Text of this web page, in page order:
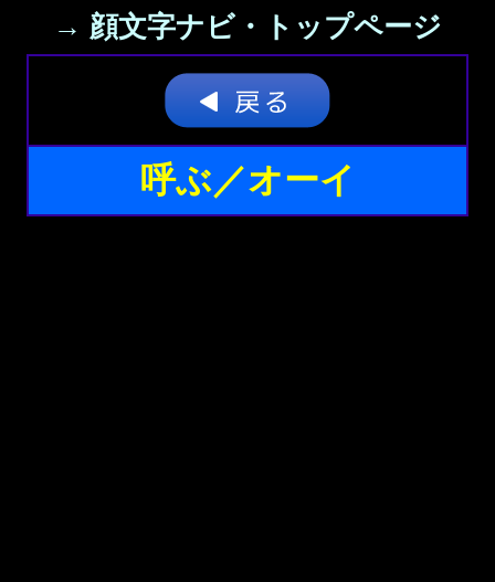
→ 顔文字ナビ・トップページ
呼ぶ／オーイ